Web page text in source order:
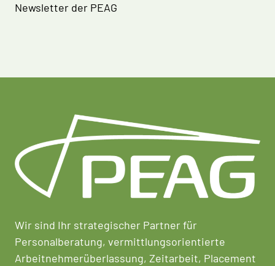
Newsletter der PEAG
Wir sind Ihr strategischer Partner für
Personalberatung, vermittlungsorientierte
Arbeitnehmerüberlassung, Zeitarbeit, Placement